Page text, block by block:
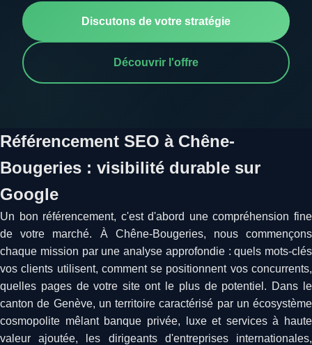
Discutons de votre stratégie
Découvrir l'offre
Référencement SEO à Chêne-
Bougeries : visibilité durable sur
Google
Un bon référencement, c'est d'abord une compréhension fine
de votre marché. À Chêne-Bougeries, nous commençons
chaque mission par une analyse approfondie : quels mots-clés
vos clients utilisent, comment se positionnent vos concurrents,
quelles pages de votre site ont le plus de potentiel. Dans le
canton de Genève, un territoire caractérisé par un écosystème
cosmopolite mêlant banque privée, luxe et services à haute
valeur ajoutée, les dirigeants d'entreprises internationales,